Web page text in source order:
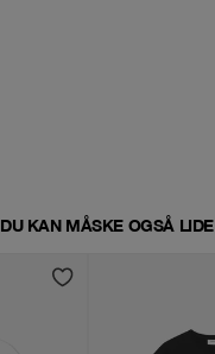
DU KAN MÅSKE OGSÅ LIDE